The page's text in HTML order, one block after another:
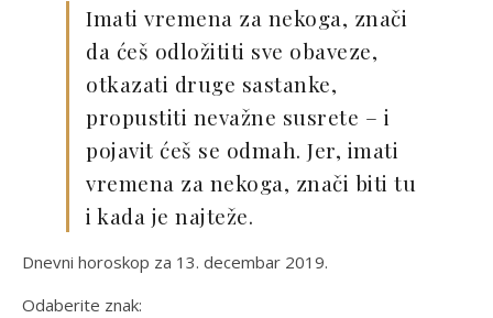
Imati vremena za nekoga, znači
da ćeš odložititi sve obaveze,
otkazati druge sastanke,
propustiti nevažne susrete – i
pojavit ćeš se odmah. Jer, imati
vremena za nekoga, znači biti tu
i kada je najteže.
Dnevni horoskop za 13. decembar 2019.
Odaberite znak: